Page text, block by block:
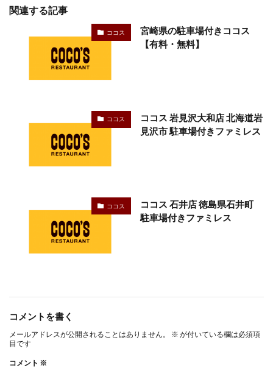
関連する記事
ココス
宮崎県の駐車場付きココス
【有料・無料】
ココス
ココス 岩見沢大和店 北海道岩
見沢市 駐車場付きファミレス
ココス
ココス 石井店 徳島県石井町
駐車場付きファミレス
コメントを書く
メールアドレスが公開されることはありません。 ※ が付いている欄は必須項
目です
コメント ※